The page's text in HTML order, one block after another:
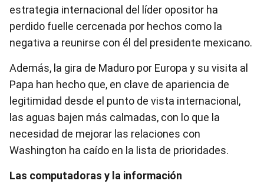
estrategia internacional del líder opositor ha
perdido fuelle cercenada por hechos como la
negativa a reunirse con él del presidente mexicano.
Además, la gira de Maduro por Europa y su visita al
Papa han hecho que, en clave de apariencia de
legitimidad desde el punto de vista internacional,
las aguas bajen más calmadas, con lo que la
necesidad de mejorar las relaciones con
Washington ha caído en la lista de prioridades.
Las computadoras y la información